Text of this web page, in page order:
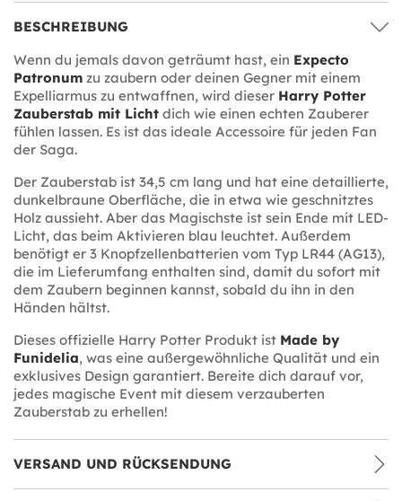
BESCHREIBUNG
Wenn du jemals davon geträumt hast, ein Expecto
Patronum zu zaubern oder deinen Gegner mit einem
Expelliarmus zu entwaffnen, wird dieser Harry Potter
Zauberstab mit Licht dich wie einen echten Zauberer
fühlen lassen. Es ist das ideale Accessoire für jeden Fan
der Saga.
Der Zauberstab ist 34,5 cm lang und hat eine detaillierte,
dunkelbraune Oberfläche, die in etwa wie geschnitztes
Holz aussieht. Aber das Magischste ist sein Ende mit LED-
Licht, das beim Aktivieren blau leuchtet. Außerdem
benötigt er 3 Knopfzellenbatterien vom Typ LR44 (AG13),
die im Lieferumfang enthalten sind, damit du sofort mit
dem Zaubern beginnen kannst, sobald du ihn in den
Händen hältst.
Dieses offizielle Harry Potter Produkt ist Made by
Funidelia, was eine außergewöhnliche Qualität und ein
exklusives Design garantiert. Bereite dich darauf vor,
jedes magische Event mit diesem verzauberten
Zauberstab zu erhellen!
VERSAND UND RÜCKSENDUNG